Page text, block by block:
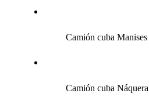
Camión cuba Manises
Camión cuba Náquera